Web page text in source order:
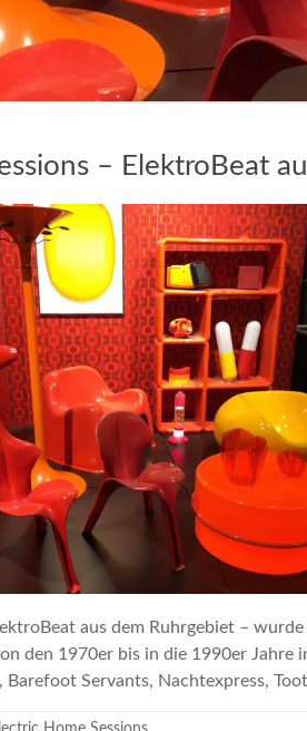
– ElektroBeat
aus dem Ruhrgebiet –
den 1970er bis in die 1990er Jahre
Barefoot Servants, Nachtexpress,